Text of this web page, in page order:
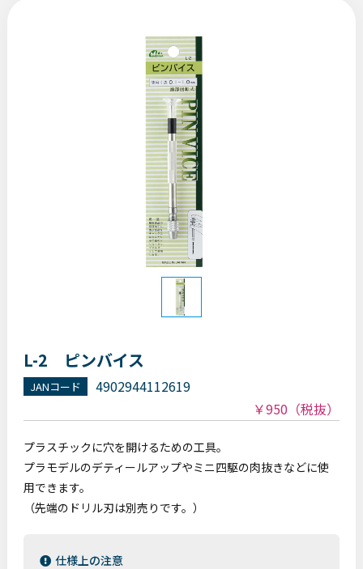
L-2 ピンバイス
JANコード
4902944112619
￥950 （税抜）
プラスチックに穴を開けるための工具。
プラモデルのデティールアップやミニ四駆の肉抜きなどに使
用できます。
（先端のドリル刃は別売りです。）
仕様上の注意